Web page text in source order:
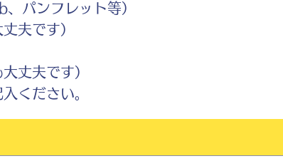
パンフレット等）
夫です）
丈夫です）
ください。